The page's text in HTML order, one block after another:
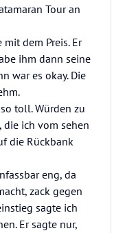
Tour an
mit dem Preis. Er
ihm dann seine
war es okay. Die
toll. Würden zu
die ich vom sehen
die Rückbank
eng, da
zack gegen
sagte ich
Er sagte nur,